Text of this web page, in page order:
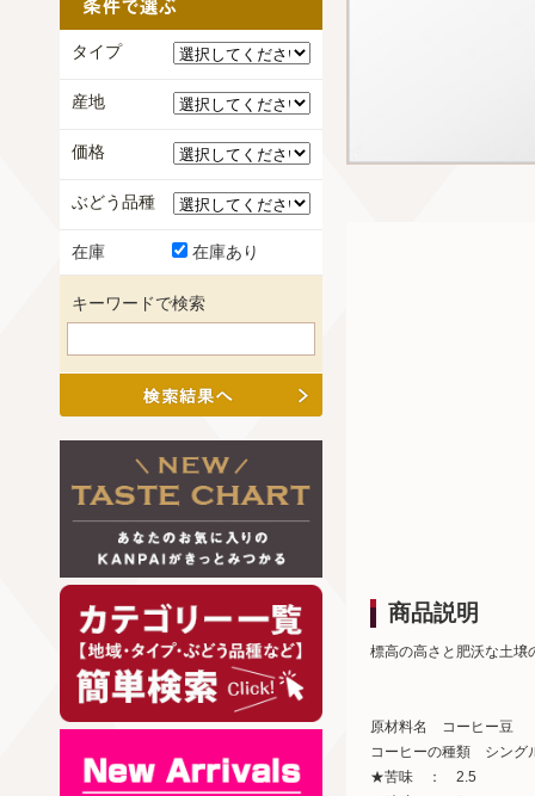
商品説明
標高の高さと肥沃な土壌
原材料名 コーヒー豆
コーヒーの種類 シング
★苦味 ： 2.5
タイプ
産地
価格
ぶどう品種
在庫 在庫あり
キーワードで検索